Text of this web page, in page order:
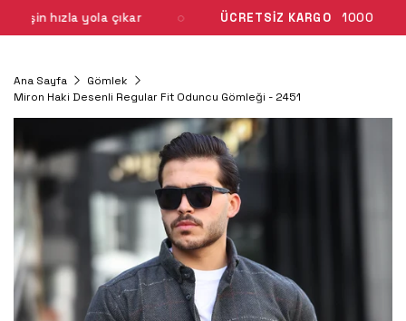
yola çıkar ÜCRETSİZ KARGO 1000 TL üzeri
MIRON
Ana Sayfa
Gömlek
Miron Haki Desenli Regular Fit Oduncu Gömleği - 2451